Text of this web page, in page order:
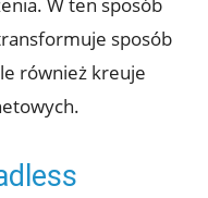
sposób
również kreuje